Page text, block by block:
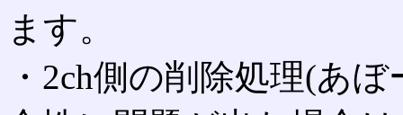
ます。
・2ch側の削除処理(あ